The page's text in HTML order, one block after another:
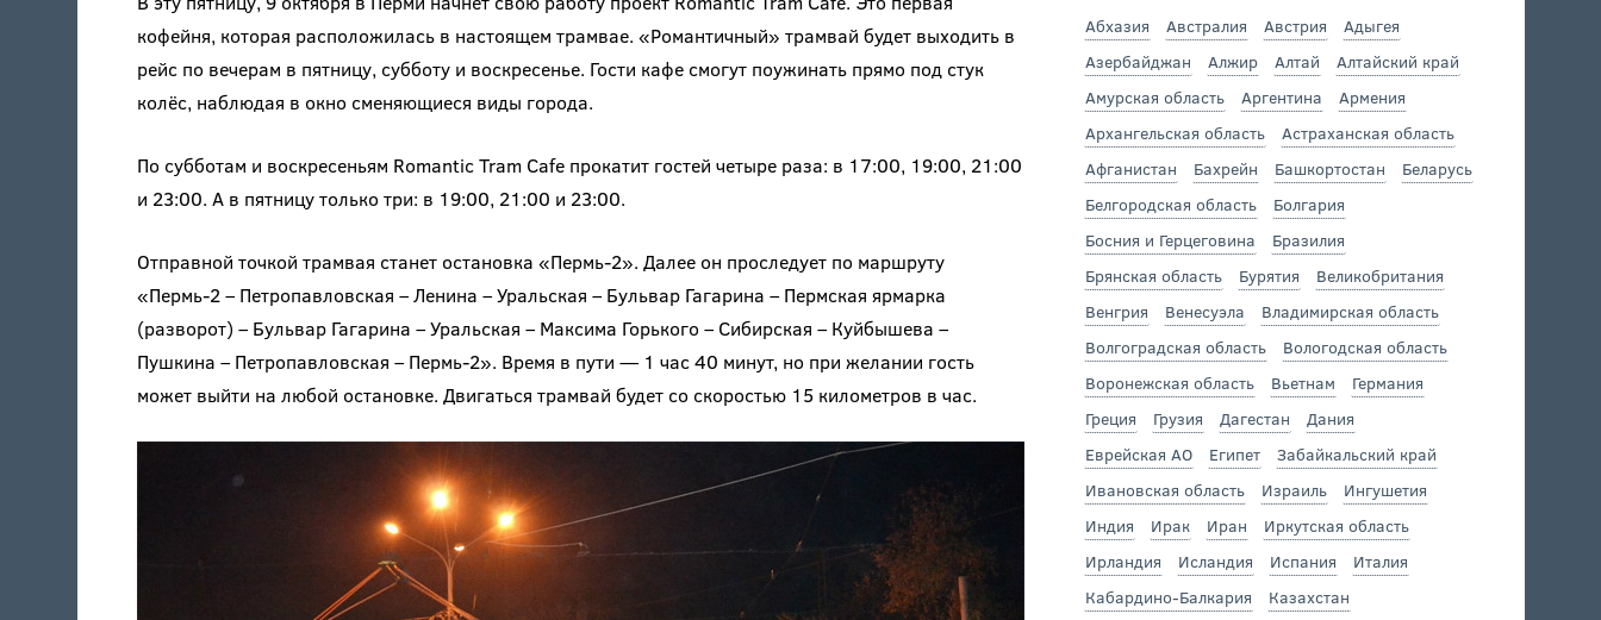
кофейня, которая расположилась в настоящем трамвае. «Романтичный» трамвай будет выходить в
рейс по вечерам в пятницу, субботу и воскресенье. Гости кафе смогут поужинать прямо под стук
колёс, наблюдая в окно сменяющиеся виды города.
По субботам и воскресеньям Romantic Tram Cafe прокатит гостей четыре раза: в 17:00, 19:00, 21:00
и 23:00. А в пятницу только три: в 19:00, 21:00 и 23:00.
Отправной точкой трамвая станет остановка «Пермь-2». Далее он проследует по маршруту
«Пермь-2 – Петропавловская – Ленина – Уральская – Бульвар Гагарина – Пермская ярмарка
(разворот) – Бульвар Гагарина – Уральская – Максима Горького – Сибирская – Куйбышева –
Пушкина – Петропавловская – Пермь-2». Время в пути — 1 час 40 минут, но при желании гость
может выйти на любой остановке. Двигаться трамвай будет со скоростью 15 километров в час.
Абхазия Австралия Австрия
Адыгея
Азербайджан
Алжир Алтай
Алтайский край
Амурская область
Аргентина
Армения
Архангельская область
Астраханская область
Афганистан
Бахрейн Башкортостан
Беларусь
Белгородская область
Болгария
Босния и Герцеговина
Бразилия
Брянская область
Бурятия
Великобритания
Венгрия
Венесуэла
Владимирская область
Волгоградская область
Вологодская область
Воронежская область
Вьетнам
Германия
Греция
Грузия Дагестан
Дания
Еврейская АО
Египет
Забайкальский край
Ивановская область
Израиль
Ингушетия
Индия
Ирак Иран
Иркутская область
Ирландия
Исландия Испания
Италия
Кабардино-Балкария
Казахстан